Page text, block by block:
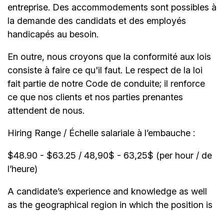
entreprise. Des accommodements sont possibles à
la demande des candidats et des employés
handicapés au besoin.
En outre, nous croyons que la conformité aux lois
consiste à faire ce qu'il faut. Le respect de la loi
fait partie de notre Code de conduite; il renforce
ce que nos clients et nos parties prenantes
attendent de nous.
Hiring Range / Échelle salariale à l’embauche :
$48.90 - $63.25 / 48,90$ - 63,25$ (per hour / de
l’heure)
A candidate’s experience and knowledge as well
as the geographical region in which the position is